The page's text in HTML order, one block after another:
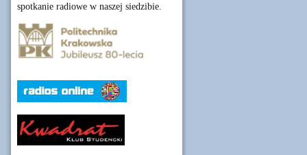
spotkanie radiowe w naszej siedzibie.